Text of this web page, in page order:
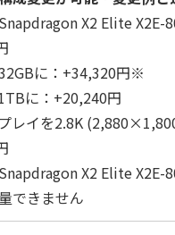
X2 Elite X2E-
32GBに：+34,320円※
に：+20,240円
レイを2.8K
X2 Elite X2E-
できません